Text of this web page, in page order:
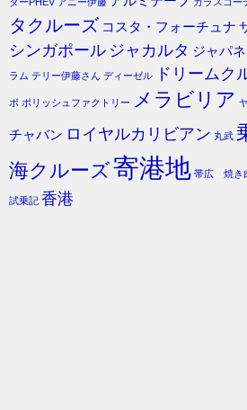
タクルーズ コスタ・フォーチュナ
シンガポール ジャカルタ ジャパ
ラム テリー伊藤さん ディーゼル ドリームク
ボ ポリッシュファクトリー メラビリア
チャバン ロイヤルカリビアン 丸武
海クルーズ寄港地 帯広 焼き
試乗記 香港